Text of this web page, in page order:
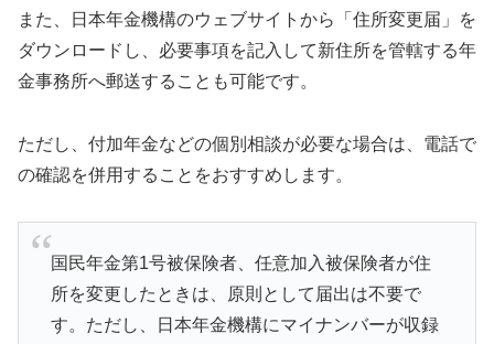
また、日本年金機構のウェブサイトから「住所変更届」を
ダウンロードし、必要事項を記入して新住所を管轄する年
金事務所へ郵送することも可能です。
ただし、付加年金などの個別相談が必要な場合は、電話で
の確認を併用することをおすすめします。
国民年金第1号被保険者、任意加入被保険者が住
所を変更したときは、原則として届出は不要で
す。ただし、日本年金機構にマイナンバーが収録